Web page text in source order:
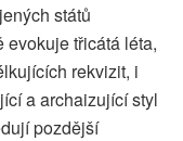
států
evokuje třicátá léta,
rekvizit, i
a archaizující styl
pozdější